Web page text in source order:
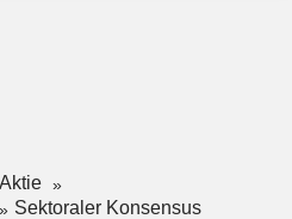
Sektoraler Konsensus